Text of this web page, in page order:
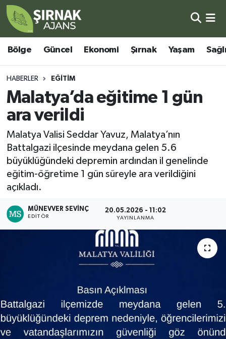
Bölge Güncel Ekonomi Şırnak Yaşam
HABERLER EĞITIM
Malatya’da eğitime 1 gün
ara verildi
Malatya Valisi Seddar Yavuz, Malatya’nın
Battalgazi ilçesinde meydana gelen 5.6
büyüklüğündeki depremin ardından il genelinde
eğitim-öğretime 1 gün süreyle ara verildiğini
açıkladı.
MÜNEVVER SEVINÇ
EDITÖR
20.05.2026 - 11:02
YAYINLANMA
Bölge
Güncel
Ekonomi
Şırnak
Yaşam
Sağlık
Eğitim
Kültür - Sanat
Yazarlar
Şırnak Nöbetçi Eczaneler
Şırnak Hava Durumu
Şirnak Namaz Vakitleri
Şırnak Trafik Yoğunluk Haritası
Süper Lig Puan Durumu ve Fikstür
Tüm Manşetler
Son Dakika Haberleri
Haber Arşivi